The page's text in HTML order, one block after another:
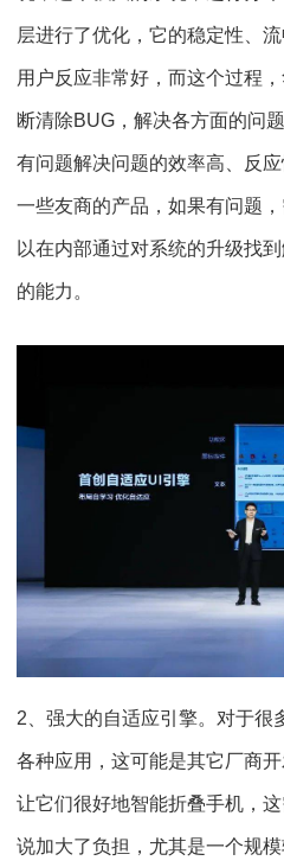
层进行了优化，它的稳定性、
用户反应非常好，而这个过程
断清除BUG，解决各方面的问
有问题解决问题的效率高、反
一些友商的产品，如果有问题
以在内部通过对系统的升级找
的能力。
2、强大的自适应引擎。对于很
各种应用，这可能是其它厂商
让它们很好地智能折叠手机，
说加大了负担，尤其是一个规